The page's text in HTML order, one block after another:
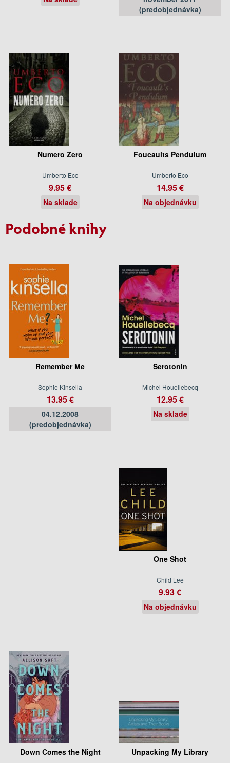
(predobjednávka)
Numero Zero
Umberto Eco
9.95 €
Na sklade
Foucaults Pendulum
Umberto Eco
14.95 €
Na objednávku
Podobné knihy
Remember Me
Sophie Kinsella
13.95 €
04.12.2008
(predobjednávka)
Serotonin
Michel Houellebecq
12.95 €
Na sklade
One Shot
Child Lee
9.93 €
Na objednávku
Down Comes the Night Unpacking My Library